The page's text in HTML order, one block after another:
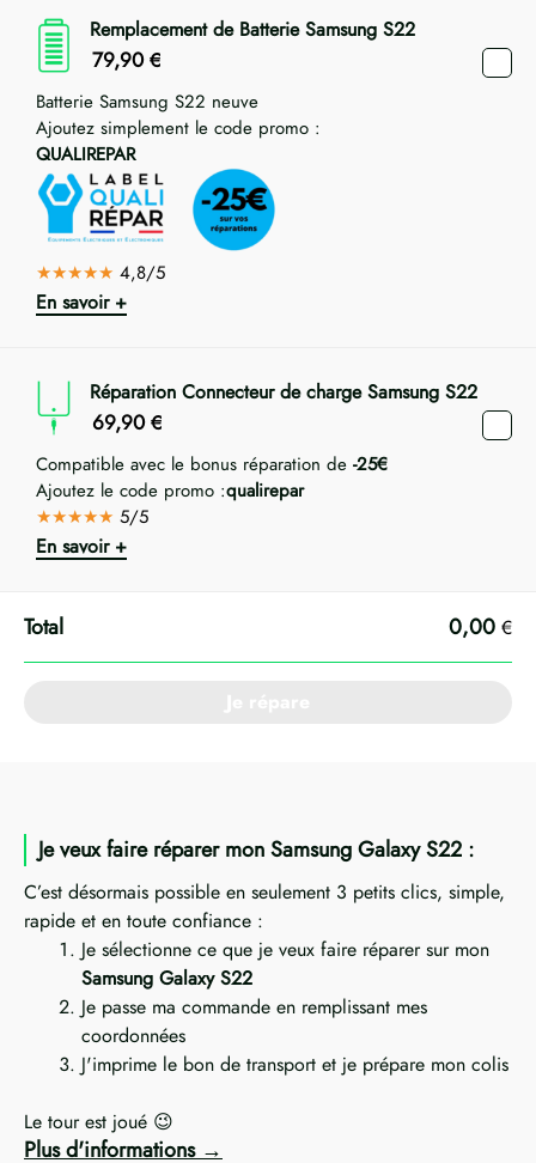
Remplacement de Batterie Samsung S22
79,90 €
Batterie Samsung S22 neuve
Ajoutez simplement le code promo :
QUALIREPAR
★★★★★ 4,8/5
En savoir +
Réparation Connecteur de charge Samsung S22
69,90 €
Compatible avec le bonus réparation de -25€
Ajoutez le code promo :qualirepar
★★★★★ 5/5
En savoir +
0,00 €
Je veux faire réparer mon Samsung Galaxy S22 :
C’est désormais possible en seulement 3 petits clics, simple,
rapide et en toute confiance :
Je sélectionne ce que je veux faire réparer sur mon
Samsung Galaxy S22
Je passe ma commande en remplissant mes
coordonnées
J'imprime le bon de transport et je prépare mon colis
Le tour est joué 😉
Plus d'informations